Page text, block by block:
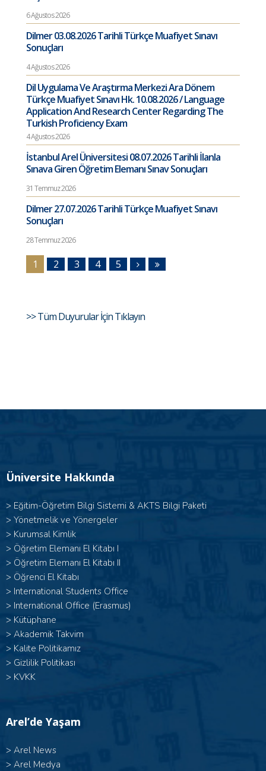
6 Ağustos 2026
Dilmer 03.08.2026 Tarihli Türkçe Muafiyet Sınavı
Sonuçları
4 Ağustos 2026
Dil Uygulama Ve Araştırma Merkezi Ara Dönem
Türkçe Muafiyet Sınavı Hk. 10.08.2026 / Language
Application And Research Center Regarding The
Turkish Proficiency Exam
4 Ağustos 2026
İstanbul Arel Üniversitesi 08.07.2026 Tarihli İlanla
Sınava Giren Öğretim Elemanı Sınav Sonuçları
31 Temmuz 2026
Dilmer 27.07.2026 Tarihli Türkçe Muafiyet Sınavı
Sonuçları
28 Temmuz 2026
1 2 3 4 5
>> Tüm Duyurular İçin Tıklayın
Üniversite Hakkında
> Eğitim-Öğretim Bilgi Sistemi & AKTS Bilgi Paketi
> Yönetmelik ve Yönergeler
> Kurumsal Kimlik
> Öğretim Elemanı El Kitabı I
> Öğretim Elemanı El Kitabı II
> Öğrenci El Kitabı
> International Students Office
> International Office (Erasmus)
> Kütüphane
> Akademik Takvim
> Kalite Politikamız
> Gizlilik Politikası
> KVKK
Arel’de Yaşam
> Arel News
> Arel Medya